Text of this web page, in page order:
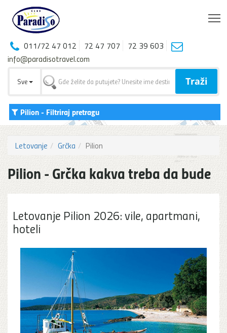
011/72 47 012 72 47 707
72 39 603
info@paradisotravel.com
Sve Traži
Pilion- Filtriraj pretragu
Letovanje Grčka Pilion
Pilion - Grčka kakva treba da bude
Letovanje Pilion 2026: vile, apartmani,
hoteli